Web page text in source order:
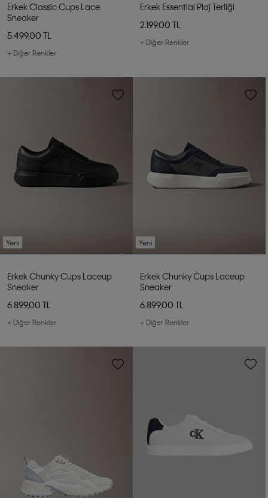
Erkek Classic Cups Lace
Sneaker
5.499,00 TL
+ Diğer Renkler
Erkek Essential Plaj Terliği
2.199,00 TL
+ Diğer Renkler
Yeni
Erkek Chunky Cups Laceup
Sneaker
6.899,00 TL
+ Diğer Renkler
Yeni
Erkek Chunky Cups Laceup
Sneaker
6.899,00 TL
+ Diğer Renkler